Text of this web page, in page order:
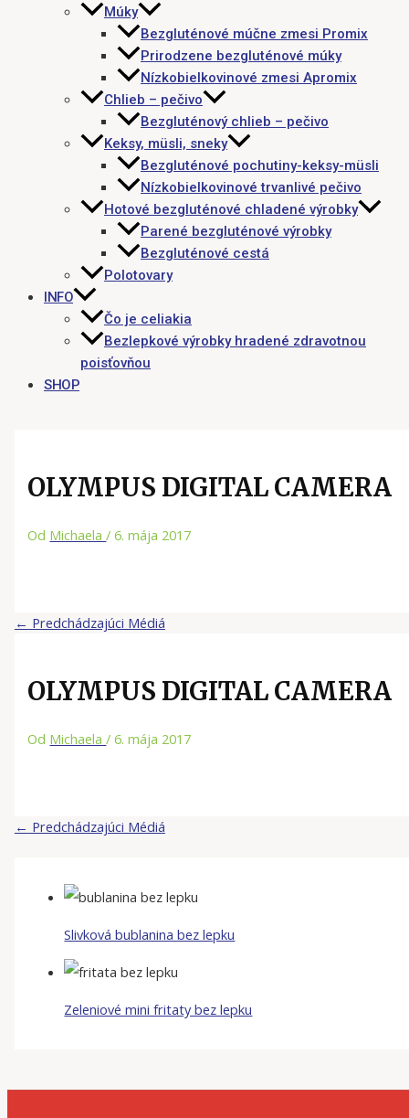
Múky
Bezgluténové múčne zmesi Promix
Prirodzene bezgluténové múky
Nízkobielkovinové zmesi Apromix
Chlieb – pečivo
Bezgluténový chlieb – pečivo
Keksy, müsli, sneky
Bezgluténové pochutiny-keksy-müsli
Nízkobielkovinové trvanlivé pečivo
Hotové bezgluténové chladené výrobky
Parené bezgluténové výrobky
Bezgluténové cestá
Polotovary
INFO
Čo je celiakia
Bezlepkové výrobky hradené zdravotnou
poisťovňou
SHOP
OLYMPUS DIGITAL CAMERA
Od Michaela/6. mája 2017
← Predchádzajúci Médiá
OLYMPUS DIGITAL CAMERA
Od Michaela/6. mája 2017
← Predchádzajúci Médiá
Slivková bublanina bez lepku
Zeleniové mini fritaty bez lepku